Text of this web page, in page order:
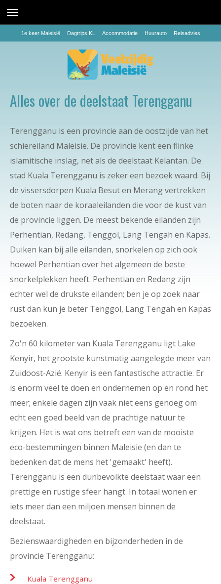
1e keer Maleisië Dagtrips KL Accommodatie Huurauto Reisadvies
Alles over de deelstaat Terengganu
Terengganu is een provincie aan de oostzijde van het
schiereiland Maleisie. De provincie kent een flinke
islamitische inslag, net als de deelstaat Kelantan. De
stad Kuala Terengganu is zeker een bezoek waard. Bij
de vissersdorpen Kuala Besut en Merang vertrekken
de boten naar de koraaleilanden die voor de kust van
de provincie liggen. De meest bekende eilanden zijn
Perhentian, Redang, Tenggol, Lang Tengah en Kapas.
Duiken kan bij alle eilanden, snorkelen op zich ook
hoewel Perhentian over het algemeen de beste
snorkelplekken heeft. Perhentian en Redang zijn
echter wel de drukste eilanden; ben je op zoek naar
rust dan kun je beter Tenggol, Lang Tengah en Kapas
bezoeken.
Zo'n 60 kilometer van Kuala Terengganu ligt Lake
Kenyir, het grootste kunstmatig aangelegde meer van
Zuidoost-Azië. Kenyir is een fantastische attractie. Er
is enorm veel te doen en ondernemen op en rond het
meer; enkele dagen zijn vaak niet eens genoeg om
echt een goed beeld van de prachtige natuur te
krijgen. Het is wat ons betreft een van de mooiste
eco-bestemmingen binnen Maleisie (en dan te
bedenken dat de mens het 'gemaakt' heeft).
Terengganu is een dunbevolkte deelstaat waar een
prettige en rustige sfeer hangt. In totaal wonen er
iets meer dan een miljoen mensen binnen de
deelstaat.
Bezienswaardigheden en bijzonderheden in de
provincie Terengganu:
Kuala Terengganu